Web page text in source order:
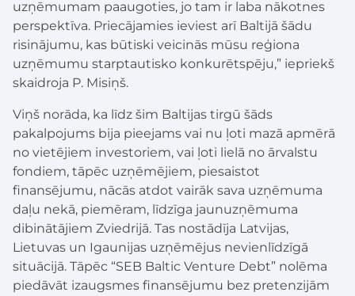
uzņēmumam paaugoties, jo tam ir laba nākotnes
perspektīva. Priecājamies ieviest arī Baltijā šādu
risinājumu, kas būtiski veicinās mūsu reģiona
uzņēmumu starptautisko konkurētspēju,” iepriekš
skaidroja P. Misiņš.
Viņš norāda, ka līdz šim Baltijas tirgū šāds
pakalpojums bija pieejams vai nu ļoti mazā apmērā
no vietējiem investoriem, vai ļoti lielā no ārvalstu
fondiem, tāpēc uzņēmējiem, piesaistot
finansējumu, nācās atdot vairāk sava uzņēmuma
daļu nekā, piemēram, līdzīga jaunuzņēmuma
dibinātājiem Zviedrijā. Tas nostādīja Latvijas,
Lietuvas un Igaunijas uzņēmējus nevienlīdzīgā
situācijā. Tāpēc “SEB Baltic Venture Debt” nolēma
piedāvāt izaugsmes finansējumu bez pretenzijām